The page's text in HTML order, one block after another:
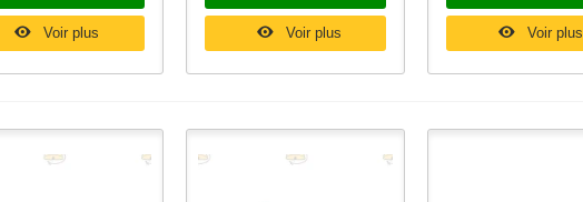
Voir plus Voir plus Voir plus